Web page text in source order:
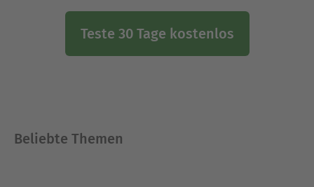
Teste 30 Tage kostenlos
Beliebte Themen